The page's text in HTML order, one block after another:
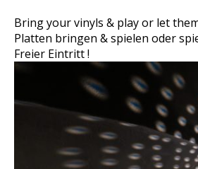
Bring your vinyls & play or let
Platten bringen & spielen oder
Freier Eintritt !